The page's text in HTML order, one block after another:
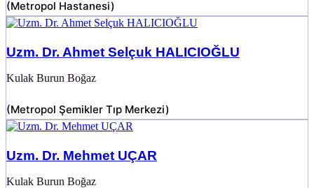
(Metropol Hastanesi)
Uzm. Dr. Ahmet Selçuk HALICIOĞLU
Kulak Burun Boğaz
(Metropol Şemikler Tıp Merkezi)
Uzm. Dr. Mehmet UÇAR
Kulak Burun Boğaz